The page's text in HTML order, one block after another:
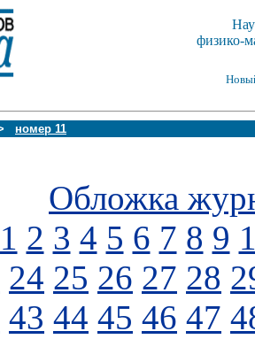
физико-
номер 11
Обложка
1 2 3 4 5 6 7 8 9
24 25 26 27 28
43 44 45 46 47